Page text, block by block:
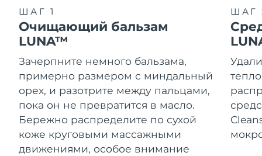
ШАГ 1
Очищающий бальзам
LUNA™
Зачерпните немного бальзама,
примерно размером с миндальный
орех, и разотрите между пальцами,
пока он не превратится в масло.
Бережно распределите по сухой
коже круговыми массажными
движениями, особое внимание
ШАГ